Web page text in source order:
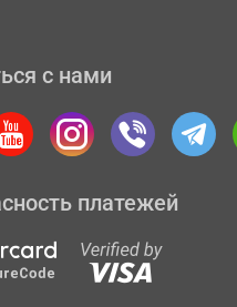
с нами
платежей